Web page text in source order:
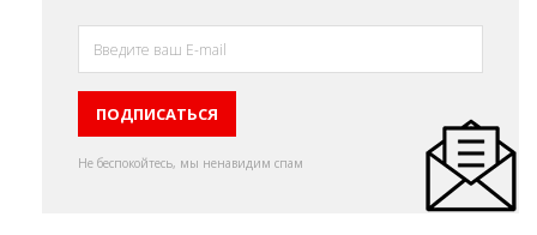
Не беспокойтесь, мы ненавидим спам